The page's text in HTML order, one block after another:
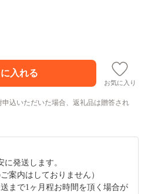
お気に入り
込いただいた場合、返礼品は贈答され
発送します。
案内はしておりません）
まで1ヶ月程お時間を頂く場合が